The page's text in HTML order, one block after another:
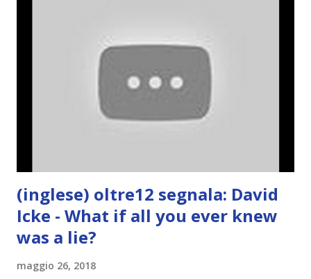
(inglese) oltre12 segnala: David
Icke - What if all you ever knew
was a lie?
maggio 26, 2018